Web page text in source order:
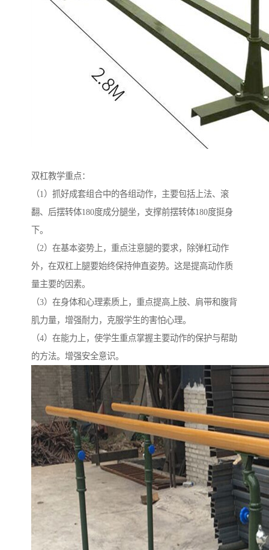
双杠教学重点：
（1）抓好成套组合中的各组动作，主要包括上法、滚
翻、后摆转体180度成分腿坐，支撑前摆转体180度挺身
下。
（2）在基本姿势上，重点注意腿的要求，除弹杠动作
外，在双杠上腿要始终保持伸直姿势。这是提高动作质
量主要的因素。
（3）在身体和心理素质上，重点提高上肢、肩带和腹背
肌力量，增强耐力，克服学生的害怕心理。
（4）在能力上，使学生重点掌握主要动作的保护与帮助
的方法。增强安全意识。